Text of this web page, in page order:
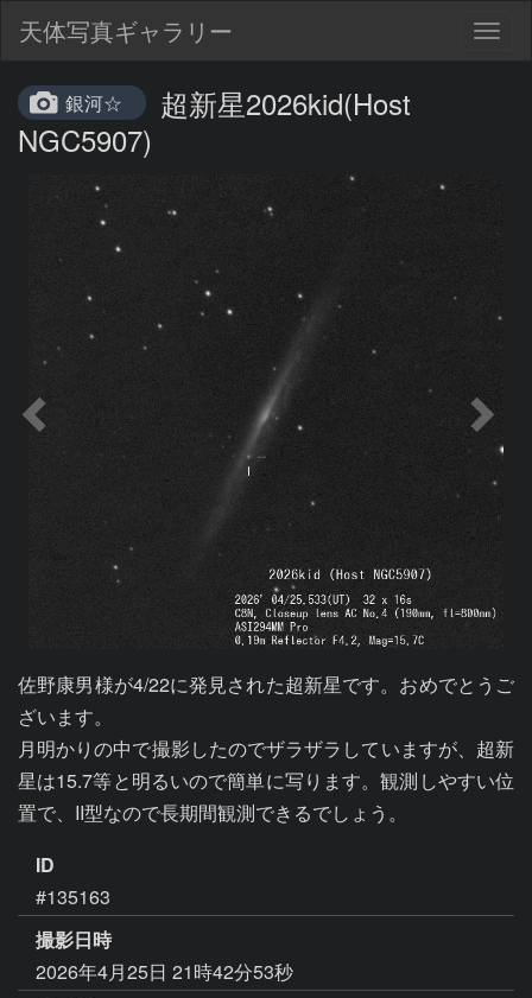
天体写真ギャラリー
銀河☆
超新星2026kid(Host
NGC5907)
佐野康男様が4/22に発見された超新星です。おめでとうご
ざいます。
月明かりの中で撮影したのでザラザラしていますが、超新
星は15.7等と明るいので簡単に写ります。観測しやすい位
置で、II型なので長期間観測できるでしょう。
ID
#135163
撮影日時
2026年4月25日 21時42分53秒